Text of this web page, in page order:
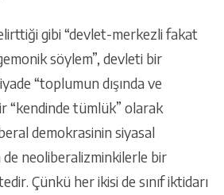
gibi “devlet-merkezli fakat
söylem”, devleti bir
“toplumun dışında ve
“kendinde tümlük” olarak
demokrasinin siyasal
de neoliberalizminkilerle bir
Çünkü her ikisi de sınıf iktidarı